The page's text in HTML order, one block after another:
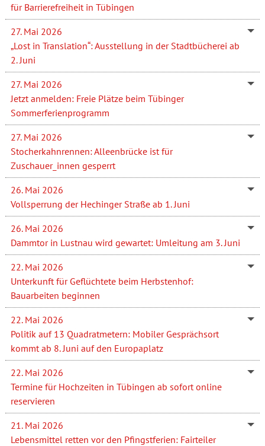
für Barrierefreiheit in Tübingen
27. Mai 2026
„Lost in Translation“: Ausstellung in der Stadtbücherei ab
2. Juni
27. Mai 2026
Jetzt anmelden: Freie Plätze beim Tübinger
Sommerferienprogramm
27. Mai 2026
Stocherkahnrennen: Alleenbrücke ist für
Zuschauer_innen gesperrt
26. Mai 2026
Vollsperrung der Hechinger Straße ab 1. Juni
26. Mai 2026
Dammtor in Lustnau wird gewartet: Umleitung am 3. Juni
22. Mai 2026
Unterkunft für Geflüchtete beim Herbstenhof:
Bauarbeiten beginnen
22. Mai 2026
Politik auf 13 Quadratmetern: Mobiler Gesprächsort
kommt ab 8. Juni auf den Europaplatz
22. Mai 2026
Termine für Hochzeiten in Tübingen ab sofort online
reservieren
21. Mai 2026
Lebensmittel retten vor den Pfingstferien: Fairteiler